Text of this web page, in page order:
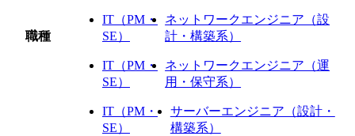
職種
IT（PM・
SE）
ネットワークエンジニア（設
計・構築系）
IT（PM・
SE）
ネットワークエンジニア（運
用・保守系）
IT（PM・
SE）
サーバーエンジニア（設計・
構築系）